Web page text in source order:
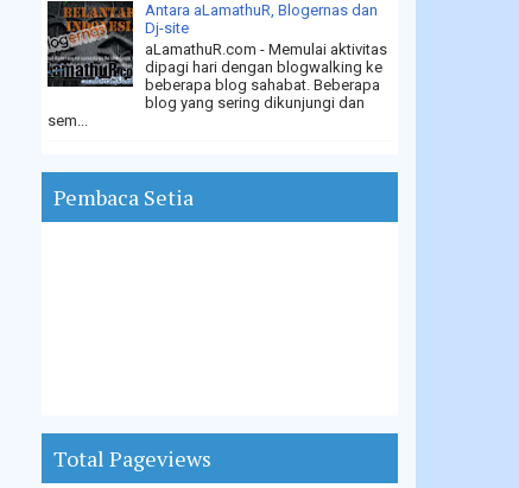
Antara aLamathuR, Blogernas dan
Dj-site
aLamathuR.com - Memulai aktivitas
dipagi hari dengan blogwalking ke
beberapa blog sahabat. Beberapa
blog yang sering dikunjungi dan
sem...
Pembaca Setia
Total Pageviews